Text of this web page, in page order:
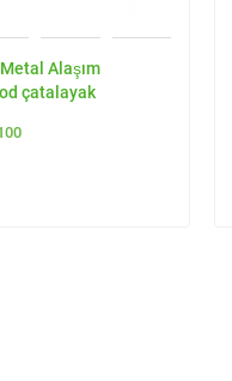
Alaşım
çatalayak